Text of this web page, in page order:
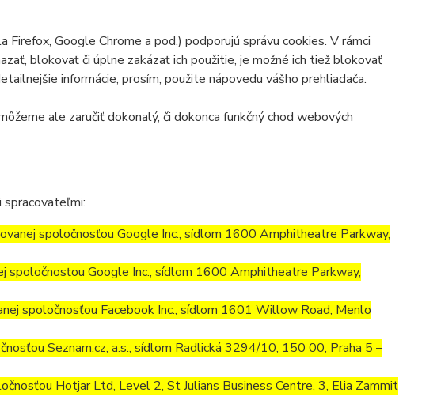
Google Chrome a pod.) podporujú správu cookies. V rámci
blokovať či úplne zakázať ich použitie, je možné ich tiež blokovať
informácie, prosím, použite nápovedu vášho prehliadača.
ale zaručiť dokonalý, či dokonca funkčný chod webových
spracovateľmi:
spoločnosťou Google Inc., sídlom 1600 Amphitheatre Parkway,
Google Inc., sídlom 1600 Amphitheatre Parkway,
spoločnosťou Facebook Inc., sídlom 1601 Willow Road, Menlo
Seznam.cz, a.s., sídlom Radlická 3294/10, 150 00, Praha 5 –
Hotjar Ltd, Level 2, St Julians Business Centre, 3, Elia Zammit